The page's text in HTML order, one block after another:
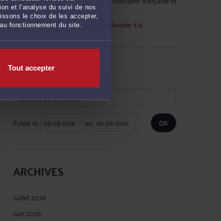
et l’analyse du suivi de nos
le choix de les accepter,
fonctionnement du site.
Tout accepter
on m'a ... »
Le 19 août 2024 à 07:08surLes moyens d'accéder à la ...
RECHERCHE
Publié du au
ARCHIVES
Juillet 2026
Juin 2026